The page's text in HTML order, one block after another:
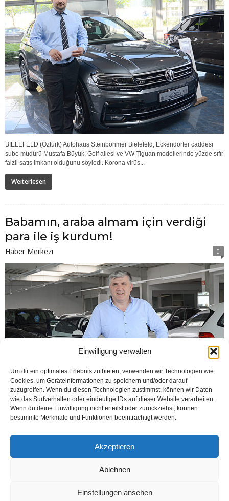
Einwilligung verwalten
Um dir ein optimales Erlebnis zu bieten, verwenden wir Technologien wie
Cookies, um Geräteinformationen zu speichern und/oder darauf
zuzugreifen. Wenn du diesen Technologien zustimmst, können wir Daten
wie das Surfverhalten oder eindeutige IDs auf dieser Website verarbeiten.
Wenn du deine Einwilligung nicht erteilst oder zurückziehst, können
bestimmte Merkmale und Funktionen beeinträchtigt werden.
Akzeptieren
Ablehnen
Einstellungen ansehen
BIELEFELD (Öztürk) Autohaus Steinböhmer Bielefeld, Eckendorfer caddesi
şube müdürü Mustafa Büyük, Golf ailesi ve VW Tiguan modellerinde yüzde sıfır
faizli satış imkanı olduğunu söyledi. Korona virüs...
Weiterlesen
Babamın, araba almam için verdiği
para ile iş kurdum!
Haber Merkezi 0
Almanya’da ticarete atılan hemen hemen herkesin bir hikayesi var. Bu
Duyduğunda, “Yapma yaa”...
Weiterlesen